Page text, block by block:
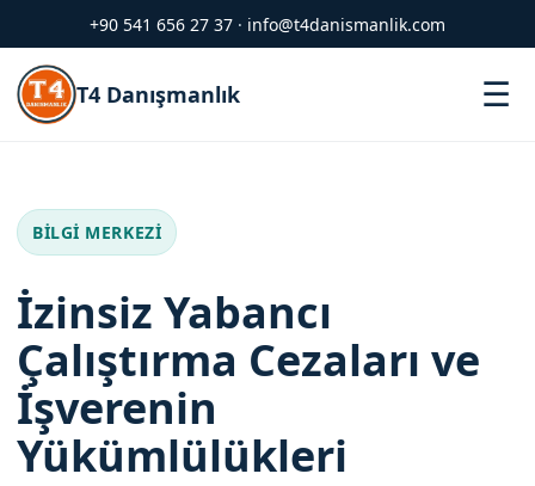
+90 541 656 27 37 · info@t4danismanlik.com
T4 Danışmanlık ☰
BILGI MERKEZI
İzinsiz Yabancı
Çalıştırma Cezaları ve
İşverenin
Yükümlülükleri